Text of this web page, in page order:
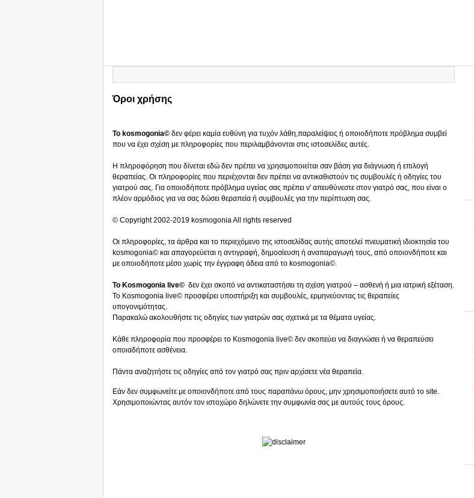
Όροι χρήσης
Το kosmogonia© δεν φέρει καμία ευθύνη για τυχόν λάθη,παραλείψεις ή οποιοδήποτε πρόβλημα συμβεί
που να έχει σχέση με πληροφορίες που περιλαμβάνονται στις ιστοσελίδες αυτές.
Η πληροφόρηση που δίνεται εδώ δεν πρέπει να χρησιμοποιείται σαν βάση για διάγνωση ή επιλογή
θεραπείας. Οι πληροφορίες που περιέχονται δεν πρέπει να αντικαθιστούν τις συμβουλές ή οδηγίες του
γιατρού σας. Για οποιοδήποτε πρόβλημα υγείας σας πρέπει ν' απευθύνεστε στον γιατρό σας, που είναι ο
πλέον αρμόδιος για να σας δώσει θεραπεία ή συμβουλές για την περίπτωση σας.
© Copyright 2002-2019 kosmogonia All rights reserved
Οι πληροφορίες, τα άρθρα και το περιεχόμενο της ιστοσελίδας αυτής αποτελεί πνευματική ιδιοκτησία του
kosmogonia© και απαγορεύεται η αντιγραφή, δημοσίευση ή αναπαραγωγή τους, από οποιονδήποτε και
με οποιοδήποτε μέσο χωρίς την έγγραφη άδεια από το kosmogonia©.
Το Kosmogonia live© δεν έχει σκοπό να αντικαταστήσει τη σχέση γιατρού – ασθενή ή μια ιατρική εξέταση.
Το Kosmogonia live© προσφέρει υποστήριξη και συμβουλές, ερμηνεύοντας τις θεραπείες
υπογονιμότητας.
Παρακαλώ ακολουθήστε τις οδηγίες των γιατρών σας σχετικά με τα θέματα υγείας.
Κάθε πληροφορία που προσφέρει το Kosmogonia live© δεν σκοπεύει να διαγνώσει ή να θεραπεύσει
οποιαδήποτε ασθένεια.
Πάντα αναζητήστε τις οδηγίες από τον γιατρό σας πριν αρχίσετε νέα θεραπεία.
Εάν δεν συμφωνείτε με οποιονδήποτε από τους παραπάνω όρους, μην χρησιμοποιήσετε αυτό το site.
Χρησιμοποιώντας αυτόν τον ιστοχώρο δηλώνετε την συμφωνία σας με αυτούς τους όρους.